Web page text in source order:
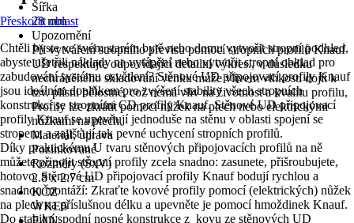
Šířka
28 mm
Upozornění
Při vytváření stropního převisu pomocí stropních profilů Knauf
UD respektujte odpovídající detailní výkres., v důsledku
nechráněného skladování venku může vlivem vlhkosti dojít k
tzv. plísni bělostné, což nemá vliv na životnost a kvalitu profilu,
Profily lze zkrátit pomocí nůžek na plech nebo elektrickými
nůžkami na plech.
Materiál, úprava
Pozinkované
Rozměry (ŠxV)
2.8 x 2.7 cm
KČZ
WKE6
EAN
Přeskočit oblast
Chtěli byste ve svém starém bytě nebo domu vytvořit stropní podhled,
abyste ušetřili náklady na vytápění nebo vytvořit stropní obklad pro
zabudování systému osvětlení? Stěnové UD připojovací profily Knauf
jsou ideálním doplňkem pro zvýšení stability všech stropních
konstrukcí se stropními CD profily Knauf. Stěnové UD připojovací
profily Knauf se upevňují jednoduše na stěnu v oblasti spojení se
stropem, a zajišťují tak pevné uchycení stropních profilů.
Díky praktickému U tvaru stěnových připojovacích profilů na ně
můžete připojit stropní profily zcela snadno: zasunete, přišroubujete,
hotovo. Stěnové UD připojovací profily Knauf bodují rychlou a
snadnou montáží: Zkraťte kovové profily pomocí (elektrických) nůžek
na plech na příslušnou délku a upevněte je pomocí hmoždinek Knauf.
Do stabilní spodní nosné konstrukce z kovu ze stěnových UD